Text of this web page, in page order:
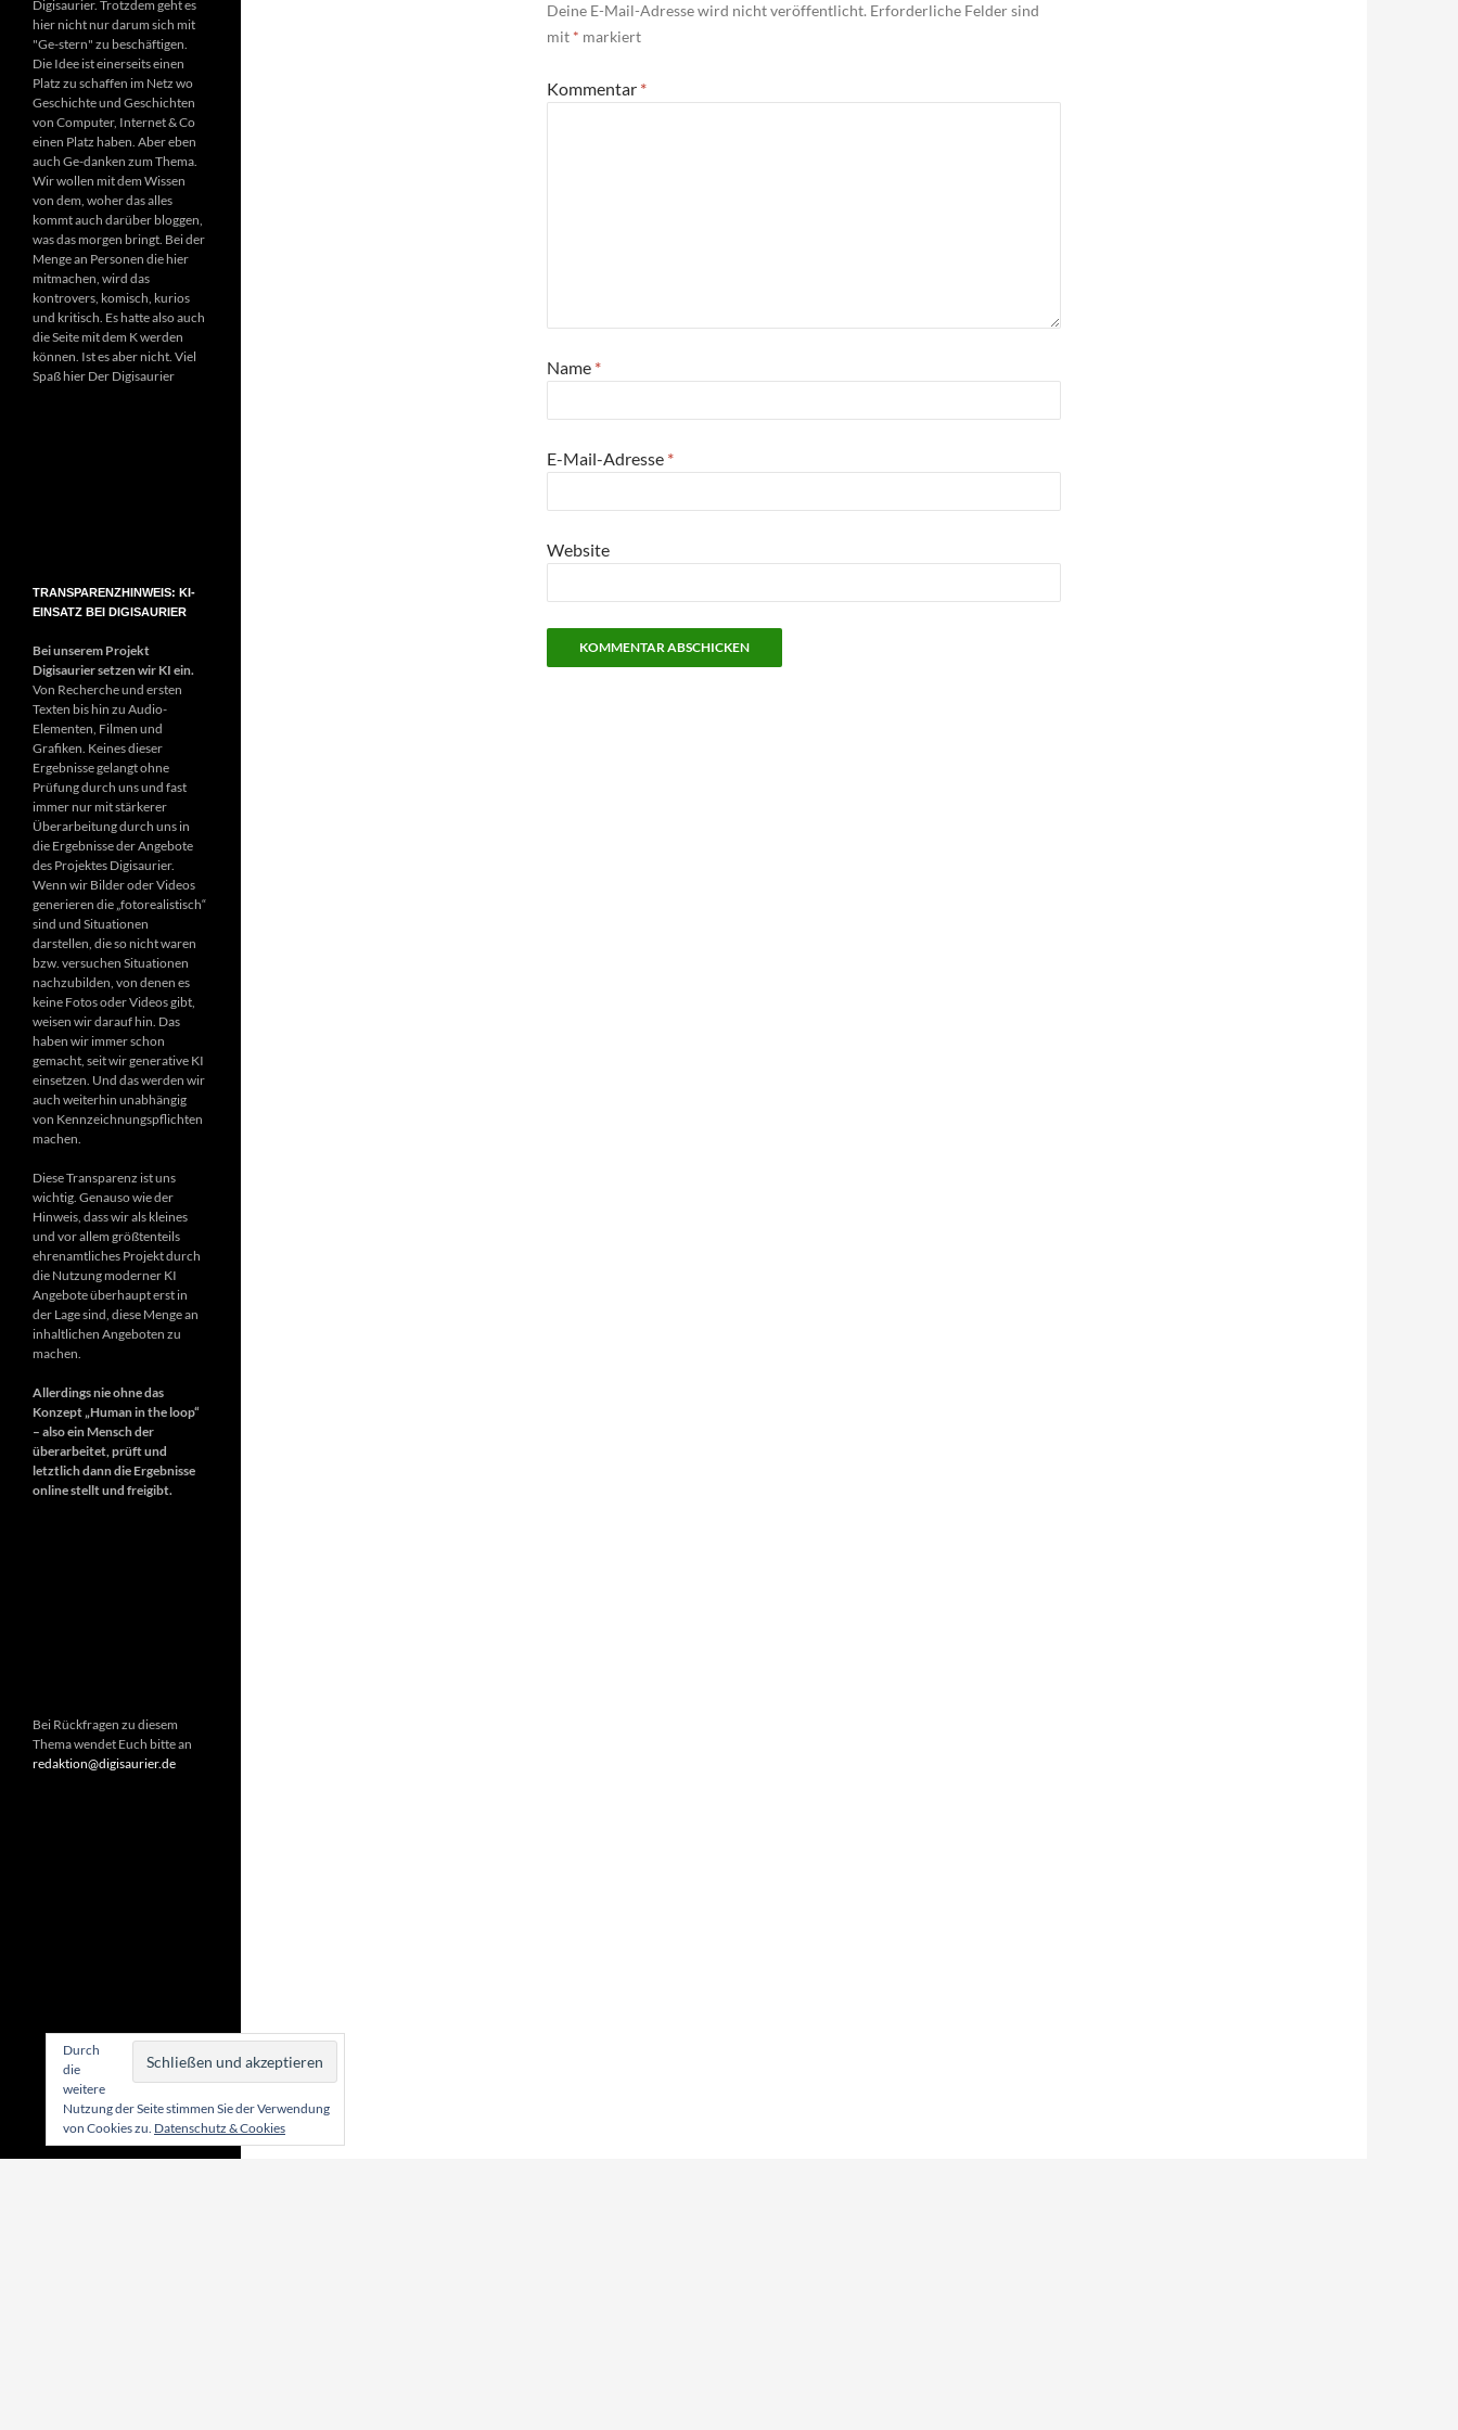
Deine E-Mail-Adresse wird nicht veröffentlicht. Erforderliche Felder sind
mit * markiert
Kommentar *
Name *
E-Mail-Adresse *
Website
Digisaurier. Trotzdem geht es
hier nicht nur darum sich mit
"Ge-stern" zu beschäftigen.
Die Idee ist einerseits einen
Platz zu schaffen im Netz wo
Geschichte und Geschichten
von Computer, Internet & Co
einen Platz haben. Aber eben
auch Ge-danken zum Thema.
Wir wollen mit dem Wissen
von dem, woher das alles
kommt auch darüber bloggen,
was das morgen bringt. Bei der
Menge an Personen die hier
mitmachen, wird das
kontrovers, komisch, kurios
und kritisch. Es hatte also auch
die Seite mit dem K werden
können. Ist es aber nicht. Viel
Spaß hier Der Digisaurier
TRANSPARENZHINWEIS: KI-
EINSATZ BEI DIGISAURIER
Bei unserem Projekt
Digisaurier setzen wir KI ein.
Von Recherche und ersten
Texten bis hin zu Audio-
Elementen, Filmen und
Grafiken. Keines dieser
Ergebnisse gelangt ohne
Prüfung durch uns und fast
immer nur mit stärkerer
Überarbeitung durch uns in
die Ergebnisse der Angebote
des Projektes Digisaurier.
Wenn wir Bilder oder Videos
generieren die „fotorealistisch“
sind und Situationen
darstellen, die so nicht waren
bzw. versuchen Situationen
nachzubilden, von denen es
keine Fotos oder Videos gibt,
weisen wir darauf hin. Das
haben wir immer schon
gemacht, seit wir generative KI
einsetzen. Und das werden wir
auch weiterhin unabhängig
von Kennzeichnungspflichten
machen.
Diese Transparenz ist uns
wichtig. Genauso wie der
Hinweis, dass wir als kleines
und vor allem größtenteils
ehrenamtliches Projekt durch
die Nutzung moderner KI
Angebote überhaupt erst in
der Lage sind, diese Menge an
inhaltlichen Angeboten zu
machen.
Allerdings nie ohne das
Konzept „Human in the loop“
– also ein Mensch der
überarbeitet, prüft und
letztlich dann die Ergebnisse
online stellt und freigibt.
Bei Rückfragen zu diesem
Thema wendet Euch bitte an
redaktion@digisaurier.de
Durch
die
weitere
Nutzung der Seite stimmen Sie der Verwendung
von Cookies zu. Datenschutz & Cookies